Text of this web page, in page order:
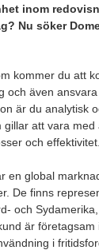
inom
Nu söker
kommer du att
och även
är du analytisk
att vara med
och effektivitet.
en global
De finns
och
är
i